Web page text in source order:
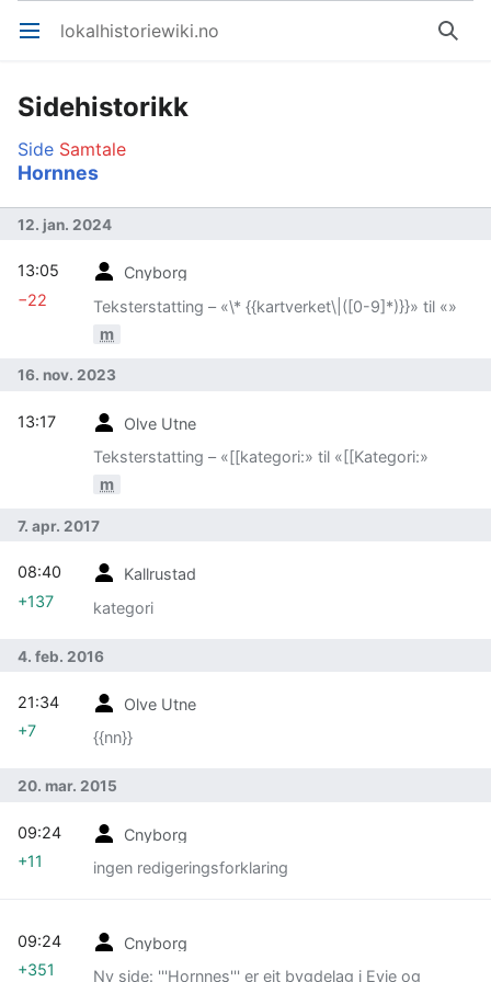
Åpne hovedmenyen lokalhistoriewiki.no Søk
Sidehistorikk
Side Samtale
Hornnes
12. jan. 2024
Cnyborg
Teksterstatting – «\* {{kartverket\|([0-9]*)}}» til «»
m
13:05
−22
16. nov. 2023
Olve Utne
Teksterstatting – «[[kategori:» til «[[Kategori:»
m
13:17
7. apr. 2017
Kallrustad
kategori
08:40
+137
4. feb. 2016
Olve Utne
{{nn}}
21:34
+7
20. mar. 2015
Cnyborg
ingen redigeringsforklaring
09:24
+11
Cnyborg
Ny side: '''Hornnes''' er eit bygdelag i Evje og
09:24
+351